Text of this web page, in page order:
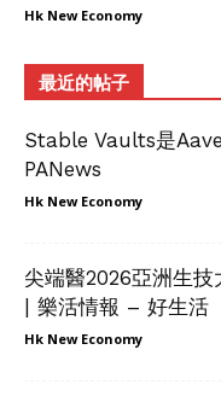
Hk New Economy
最近的帖子
Stable Vaults是
PANews
Hk New Economy
尖端醫2026亞洲生
| 樂活情報 – 好生活
Hk New Economy